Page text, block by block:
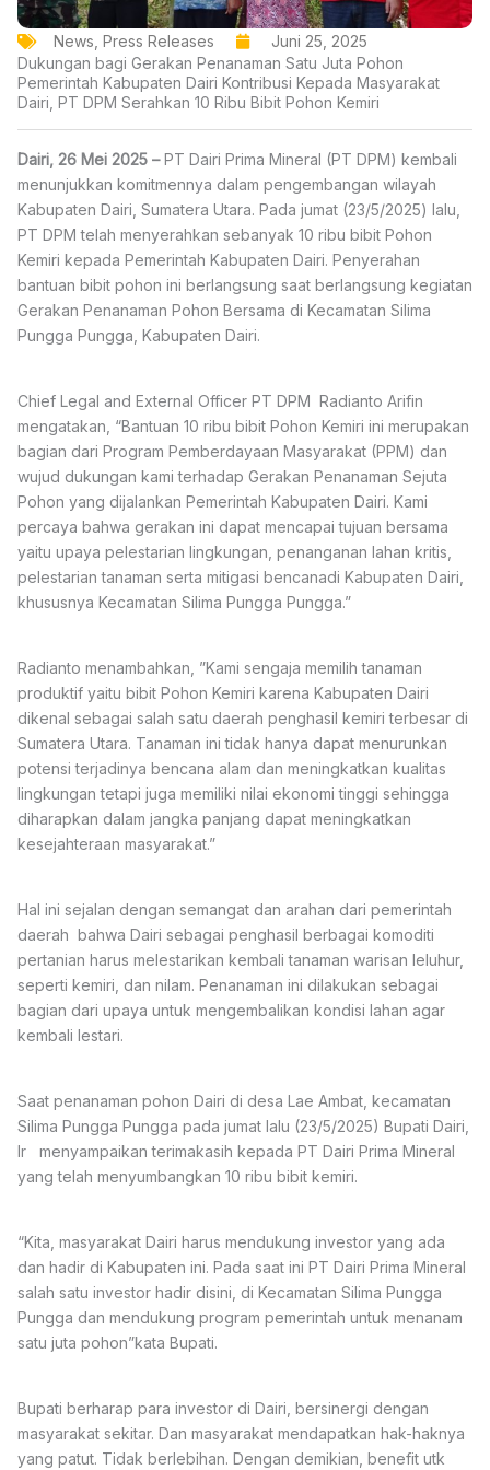
News Press Releases
Juni 25, 2025
Dukungan bagi Gerakan Penanaman Satu Juta Pohon
Pemerintah Kabupaten Dairi Kontribusi Kepada Masyarakat
Dairi, PT DPM Serahkan 10 Ribu Bibit Pohon Kemiri
Dairi, 26 Mei 2025 –PT Dairi Prima Mineral (PT DPM) kembali
menunjukkan komitmennya dalam pengembangan wilayah
Kabupaten Dairi, Sumatera Utara. Pada jumat (23/5/2025) lalu,
PT DPM telah menyerahkan sebanyak 10 ribu bibit Pohon
Kemiri kepada Pemerintah Kabupaten Dairi. Penyerahan
bantuan bibit pohon ini berlangsung saat berlangsung kegiatan
Gerakan Penanaman Pohon Bersama di Kecamatan Silima
Pungga Pungga, Kabupaten Dairi.
Chief Legal and External Officer PT DPM Radianto Arifin
mengatakan, “Bantuan 10 ribu bibit Pohon Kemiri ini merupakan
bagian dari Program Pemberdayaan Masyarakat (PPM) dan
wujud dukungan kami terhadap Gerakan Penanaman Sejuta
Pohon yang dijalankan Pemerintah Kabupaten Dairi. Kami
percaya bahwa gerakan ini dapat mencapai tujuan bersama
yaitu upaya pelestarian lingkungan, penanganan lahan kritis,
pelestarian tanaman serta mitigasi bencanadi Kabupaten Dairi,
khususnya Kecamatan Silima Pungga Pungga.”
Radianto menambahkan, ”Kami sengaja memilih tanaman
produktif yaitu bibit Pohon Kemiri karena Kabupaten Dairi
dikenal sebagai salah satu daerah penghasil kemiri terbesar di
Sumatera Utara. Tanaman ini tidak hanya dapat menurunkan
potensi terjadinya bencana alam dan meningkatkan kualitas
lingkungan tetapi juga memiliki nilai ekonomi tinggi sehingga
diharapkan dalam jangka panjang dapat meningkatkan
kesejahteraan masyarakat.”
Hal ini sejalan dengan semangat dan arahan dari pemerintah
daerah bahwa Dairi sebagai penghasil berbagai komoditi
pertanian harus melestarikan kembali tanaman warisan leluhur,
seperti kemiri, dan nilam. Penanaman ini dilakukan sebagai
bagian dari upaya untuk mengembalikan kondisi lahan agar
kembali lestari.
Saat penanaman pohon Dairi di desa Lae Ambat, kecamatan
Silima Pungga Pungga pada jumat lalu (23/5/2025) Bupati Dairi,
Ir menyampaikan terimakasih kepada PT Dairi Prima Mineral
yang telah menyumbangkan 10 ribu bibit kemiri.
“Kita, masyarakat Dairi harus mendukung investor yang ada
dan hadir di Kabupaten ini. Pada saat ini PT Dairi Prima Mineral
salah satu investor hadir disini, di Kecamatan Silima Pungga
Pungga dan mendukung program pemerintah untuk menanam
satu juta pohon”kata Bupati.
Bupati berharap para investor di Dairi, bersinergi dengan
masyarakat sekitar. Dan masyarakat mendapatkan hak-haknya
yang patut. Tidak berlebihan. Dengan demikian, benefit utk